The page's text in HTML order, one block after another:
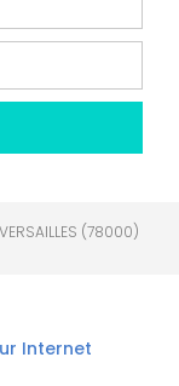
(78000)
Internet